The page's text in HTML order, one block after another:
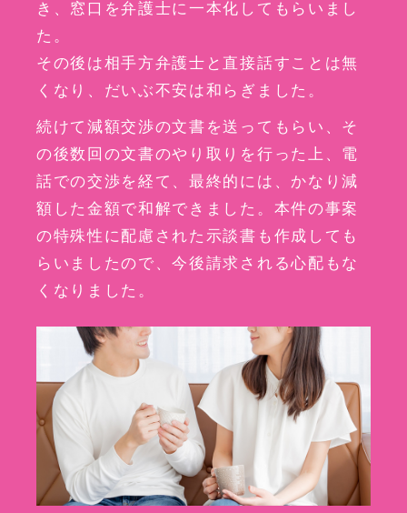
き、窓口を弁護士に一本化してもらいまし
た。
その後は相手方弁護士と直接話すことは無
くなり、だいぶ不安は和らぎました。
続けて減額交渉の文書を送ってもらい、そ
の後数回の文書のやり取りを行った上、電
話での交渉を経て、最終的には、かなり減
額した金額で和解できました。本件の事案
の特殊性に配慮された示談書も作成しても
らいましたので、今後請求される心配もな
くなりました。